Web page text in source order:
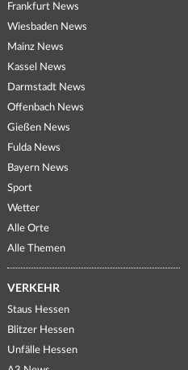
Frankfurt News
Wiesbaden News
Mainz News
Kassel News
Darmstadt News
Offenbach News
Gießen News
Fulda News
Bayern News
Sport
Wetter
Alle Orte
Alle Themen
VERKEHR
Staus Hessen
Blitzer Hessen
Unfälle Hessen